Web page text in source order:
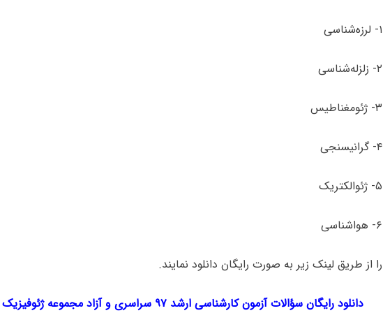
۱- لرزه‌شناسی
۲- زلزله‌شناسی
۳- ژئومغناطیس
۴- گرانی­سنجی
۵- ژئوالکتریک
۶- هواشناسی
را از طریق لینک‌ زیر به صورت رایگان دانلود نمایند.
دانلود رایگان سؤالات آزمون کارشناسی ارشد ۹۷ سراسری و آزاد مجموعه